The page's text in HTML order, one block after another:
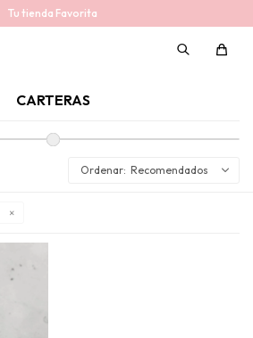
Tu tienda Favorita
CARTERAS
Recomendados